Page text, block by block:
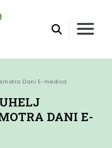
Dani E-medica
DANI E-